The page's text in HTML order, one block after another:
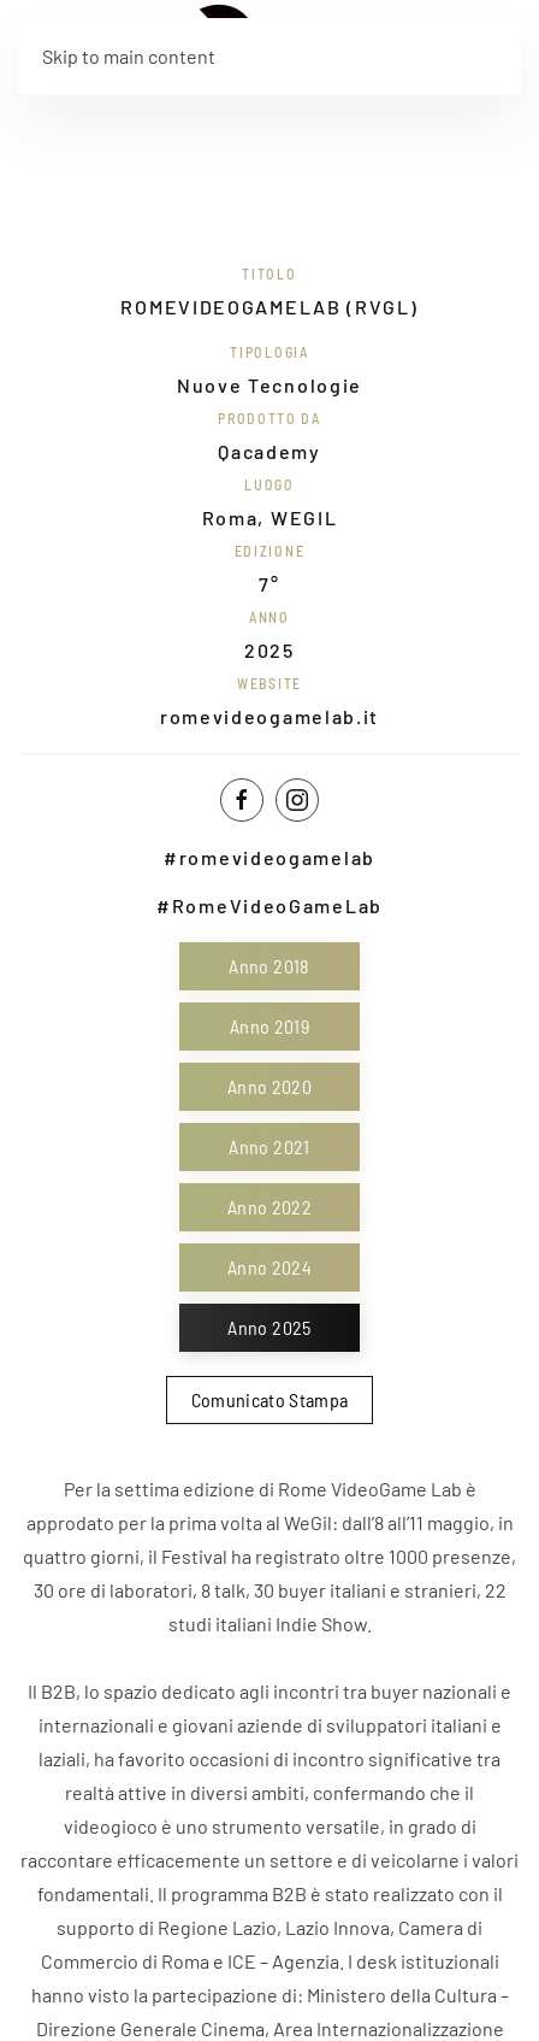
Skip to main content
TITOLO
ROMEVIDEOGAMELAB (RVGL)
TIPOLOGIA
Nuove Tecnologie
PRODOTTO DA
Qacademy
LUOGO
Roma, WEGIL
EDIZIONE
7°
ANNO
2025
WEBSITE
romevideogamelab.it
#romevideogamelab
#RomeVideoGameLab
Anno 2018
Anno 2019
Anno 2020
Anno 2021
Anno 2022
Anno 2024
Anno 2025
Comunicato Stampa
Per la settima edizione di Rome VideoGame Lab è
approdato per la prima volta al WeGil: dall’8 all’11 maggio, in
quattro giorni, il Festival ha registrato oltre 1000 presenze,
30 ore di laboratori, 8 talk, 30 buyer italiani e stranieri, 22
studi italiani Indie Show.
Il B2B, lo spazio dedicato agli incontri tra buyer nazionali e
internazionali e giovani aziende di sviluppatori italiani e
laziali, ha favorito occasioni di incontro significative tra
realtà attive in diversi ambiti, confermando che il
videogioco è uno strumento versatile, in grado di
raccontare efficacemente un settore e di veicolarne i valori
fondamentali. Il programma B2B è stato realizzato con il
supporto di Regione Lazio, Lazio Innova, Camera di
Commercio di Roma e ICE – Agenzia. I desk istituzionali
hanno visto la partecipazione di: Ministero della Cultura –
Direzione Generale Cinema, Area Internazionalizzazione